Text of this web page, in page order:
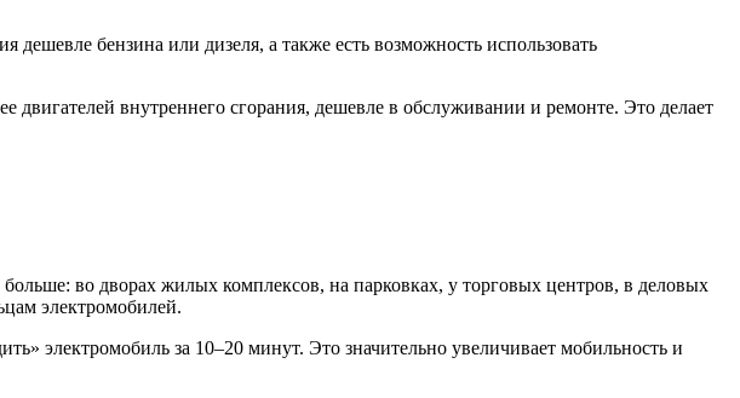
бензина или дизеля, а также есть возможность использовать
внутреннего сгорания, дешевле в обслуживании и ремонте. Это делает
во дворах жилых комплексов, на парковках, у торговых центров, в деловых
электромобилей.
электромобиль за 10–20 минут. Это значительно увеличивает мобильность и